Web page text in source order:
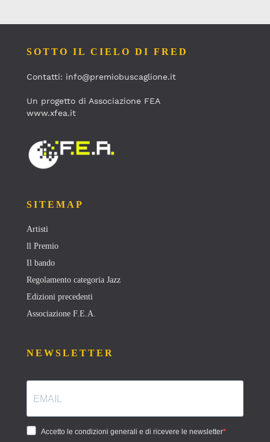
SOTTO IL CIELO DI FRED
Contatti: info@premiobuscaglione.it
Un progetto di Associazione FEA
www.xfea.it
SITEMAP
Artisti
ll Premio
Il bando
Regolamento categoria Jazz
Edizioni precedenti
Associazione F.E.A.
NEWSLETTER
Accetto le condizioni generali e di ricevere le newsletter